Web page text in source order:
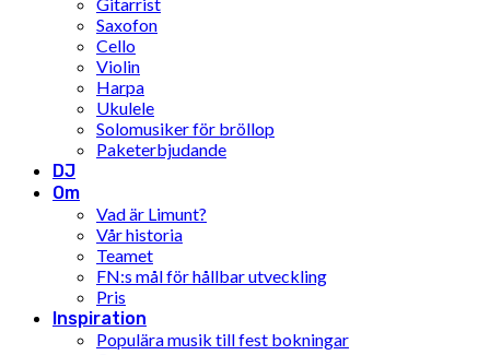
Saxofon
Cello
Violin
Harpa
Ukulele
Solomusiker för bröllop
Paketerbjudande
DJ
Om
Vad är Limunt?
Vår historia
Teamet
FN:s mål för hållbar utveckling
Pris
Inspiration
Populära musik till fest bokningar